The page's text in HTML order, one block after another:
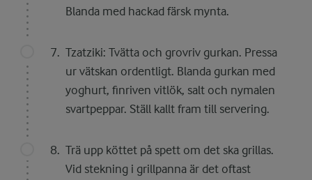
Blanda med hackad färsk mynta.
Tzatziki: Tvätta och grovriv gurkan. Pressa
ur vätskan ordentligt. Blanda gurkan med
yoghurt, finriven vitlök, salt och nymalen
svartpeppar. Ställ kallt fram till servering.
Trä upp köttet på spett om det ska grillas.
Vid stekning i grillpanna är det oftast